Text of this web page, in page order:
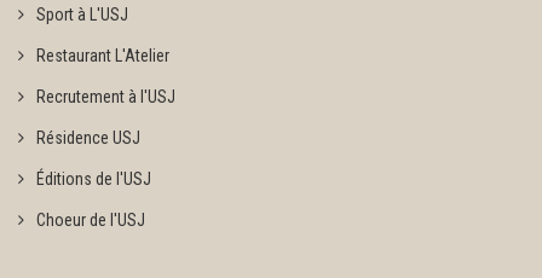
Sport à L'USJ
Restaurant L'Atelier
Recrutement à l'USJ
Résidence USJ
Éditions de l'USJ
Choeur de l'USJ